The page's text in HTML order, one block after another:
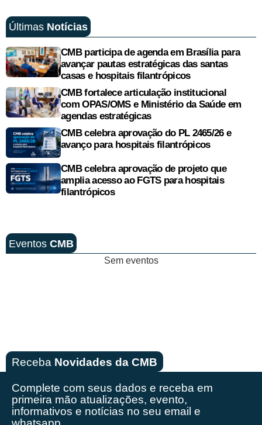
Últimas Notícias
CMB participa de agenda em Brasília para
avançar pautas estratégicas das santas
casas e hospitais filantrópicos
CMB fortalece articulação institucional
com OPAS/OMS e Ministério da Saúde em
agendas estratégicas
CMB celebra aprovação do PL 2465/26 e
avanço para hospitais filantrópicos
CMB celebra aprovação de projeto que
amplia acesso ao FGTS para hospitais
filantrópicos
Eventos CMB
Sem eventos
Receba Novidades da CMB
Complete com seus dados e receba em
primeira mão atualizações, evento,
informativos e notícias no seu email e